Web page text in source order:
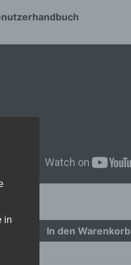
In den Warenkorb
in